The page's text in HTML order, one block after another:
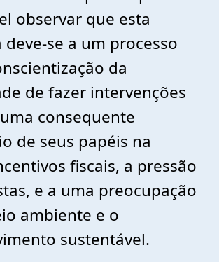
observar que esta
se a um processo
da
de fazer intervenções
consequente
de seus papéis na
fiscais, a pressão
e a uma preocupação
ambiente e o
sustentável.